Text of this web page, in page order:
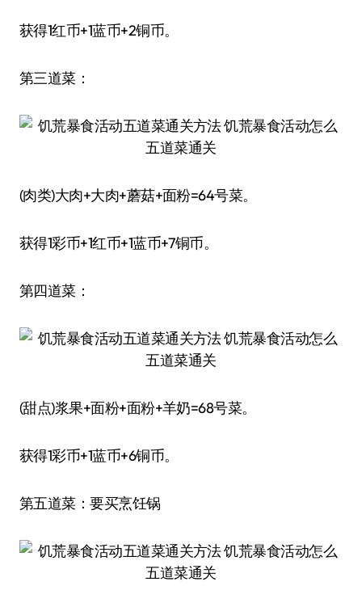
获得1红币+1蓝币+2铜币。
第三道菜：
(肉类)大肉+大肉+蘑菇+面粉=64号菜。
获得1彩币+1红币+1蓝币+7铜币。
第四道菜：
(甜点)浆果+面粉+面粉+羊奶=68号菜。
获得1彩币+1蓝币+6铜币。
第五道菜：要买烹饪锅